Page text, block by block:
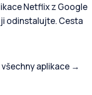
Netflix z Google
odinstalujte. Cesta
aplikace →